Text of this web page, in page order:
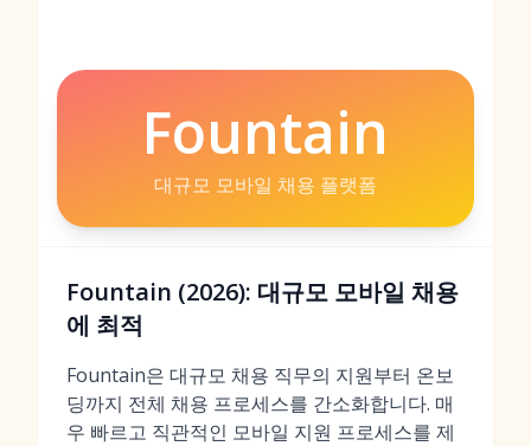
Fountain
대규모 모바일 채용 플랫폼
Fountain (2026): 대규모 모바일 채용
에 최적
Fountain은 대규모 채용 직무의 지원부터 온보
딩까지 전체 채용 프로세스를 간소화합니다. 매
우 빠르고 직관적인 모바일 지원 프로세스를 제